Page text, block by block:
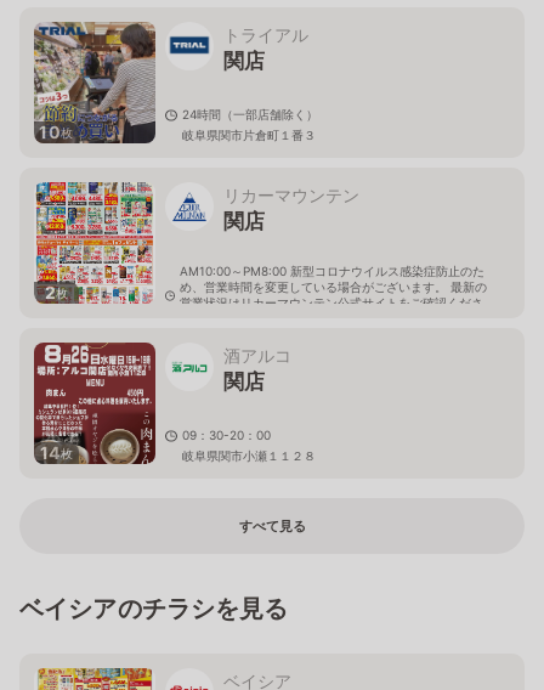
10枚
トライアル
関店
24時間（一部店舗除く）
岐阜県関市片倉町１番３
2枚
リカーマウンテン
関店
AM10:00～PM8:00 新型コロナウイルス感染症防止のた
め、営業時間を変更している場合がございます。 最新の
営業状況はリカーマウンテン公式サイトをご確認くださ
14枚
酒アルコ
関店
09：30-20：00
岐阜県関市小瀬１１２８
すべて見る
ベイシアのチラシを見る
ベイシア